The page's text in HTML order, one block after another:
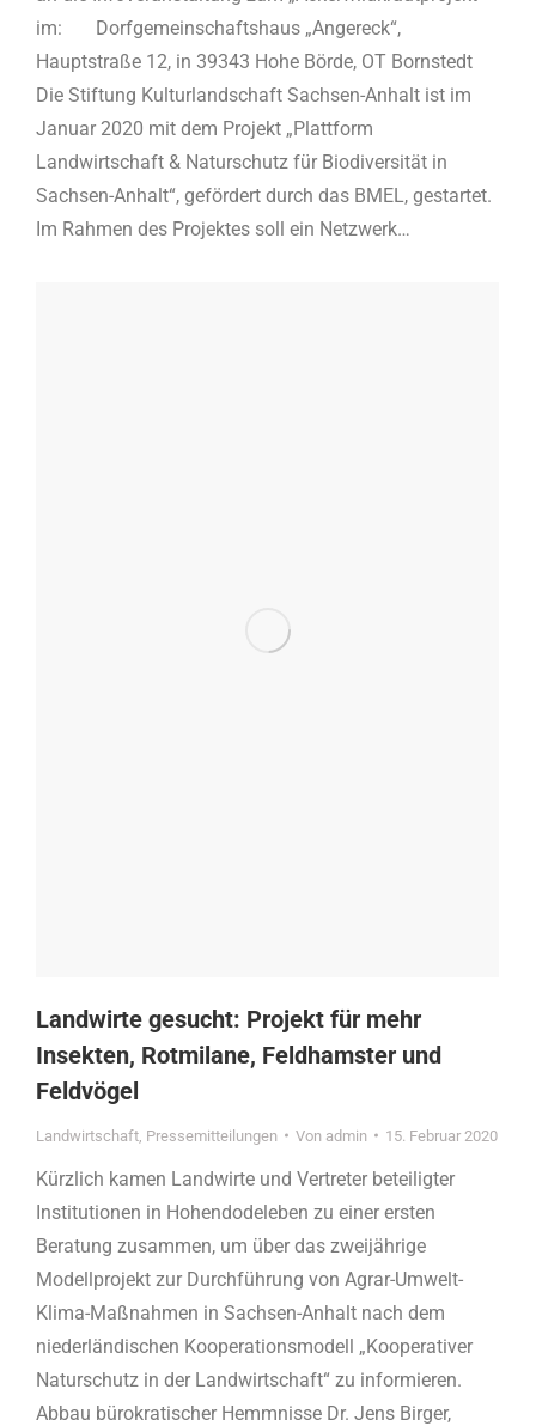
im: Dorfgemeinschaftshaus „Angereck“,
Hauptstraße 12, in 39343 Hohe Börde, OT Bornstedt
Die Stiftung Kulturlandschaft Sachsen-Anhalt ist im
Januar 2020 mit dem Projekt „Plattform
Landwirtschaft & Naturschutz für Biodiversität in
Sachsen-Anhalt“, gefördert durch das BMEL, gestartet.
Im Rahmen des Projektes soll ein Netzwerk…
Landwirte gesucht: Projekt für mehr
Insekten, Rotmilane, Feldhamster und
Feldvögel
Landwirtschaft Pressemitteilungen Von admin 15. Februar 2020
Kürzlich kamen Landwirte und Vertreter beteiligter
Institutionen in Hohendodeleben zu einer ersten
Beratung zusammen, um über das zweijährige
Modellprojekt zur Durchführung von Agrar-Umwelt-
Klima-Maßnahmen in Sachsen-Anhalt nach dem
niederländischen Kooperationsmodell „Kooperativer
Naturschutz in der Landwirtschaft“ zu informieren.
Abbau bürokratischer Hemmnisse Dr. Jens Birger,